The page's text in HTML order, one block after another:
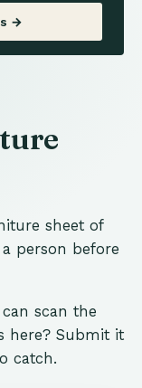
→
sheet of
person before
scan the
here? Submit it
catch.